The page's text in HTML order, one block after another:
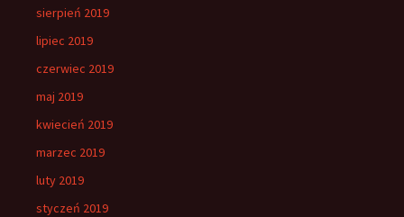
sierpień 2019
lipiec 2019
czerwiec 2019
maj 2019
kwiecień 2019
marzec 2019
luty 2019
styczeń 2019